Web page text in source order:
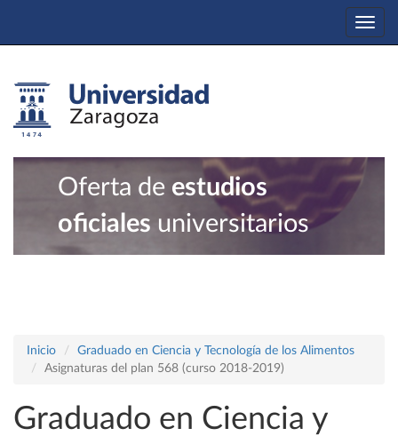
Oferta de estudios
oficiales universitarios
Inicio
Graduado en Ciencia y Tecnología de los Alimentos
Asignaturas del plan 568 (curso 2018-2019)
Graduado en Ciencia y